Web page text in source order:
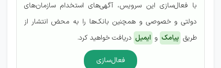
با فعال‌سازی این سرویس، آگهی‌های استخدام سازمان‌های
دولتی و خصوصی و همچنین بانک‌ها را به محض انتشار از
طریق پیامک و ایمیل دریافت خواهید کرد.
فعال‌سازی